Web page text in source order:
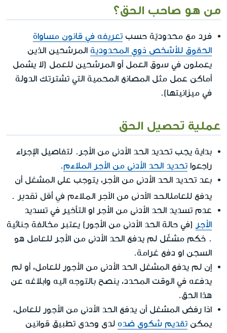
من هو صاحب الحق؟
فرد مع محدوديّة حسب تعريفه في قانون مساواة
الحقوق للأشخص ذوي المحدودية المرشحين الذين
يعملون في سوق العمل أو المرشحين للعمل (لا يشمل
أماكن عمل مثل المصانع المحمية التي تشترتك الدولة
في ميزانيتها).
عملية تحصيل الحق
بداية يجب تحديد الحد الأدنى من الأجر. لتفاصيل الإجراء
راجعوا تحديد الحد الأدنى من الأجر الملاءَم.
بعد تحديد الحد الأدنى من الأجر، يتوجب على المشغل أن
يدفع للعاملالحد الأدنى من الأجر الملاءَم في أقل تقدير
.
عدم تسديد الحد الأدنى من الأجر او التأخير في تسديد
الأجر (في حالة الحد الأدنى من الأجور) يعتبر مخالفة جنائية
. حُكم مشغّل لم يدفع الحد الأدنى من الأجر للعامل هو
السجن او دفع غرامة.
إن لم يدفع المشغل الحد الأدنى من الأجور للعامل، أو لم
يدفعه في الوقت المحدد، ينصح بالتوجه اليه وابلاغه عن
هذا الحق.
اذا رفض المشغل أن يدفع الحد الأدنى من الأجور للعامل،
يمكن تقديم شكوى ضده لدى وحدى تطبيق قوانين